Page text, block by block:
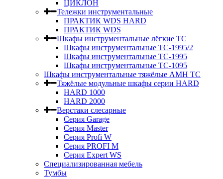
ЦИКЛОН
Тележки инструментальные
ПРАКТИК WDS HARD
ПРАКТИК WDS
Шкафы инструментальные лёгкие ТС
Шкафы инструментальные ТС-1995/2
Шкафы инструментальные TC-1995
Шкафы инструментальные TC-1095
Шкафы инструментальные тяжёлые AMH TC
Тяжёлые модульные шкафы серии HARD
HARD 1000
HARD 2000
Верстаки слесарные
Серия Garage
Серия Master
Серия Profi W
Серия PROFI M
Серия Expert WS
Специализированная мебель
Тумбы